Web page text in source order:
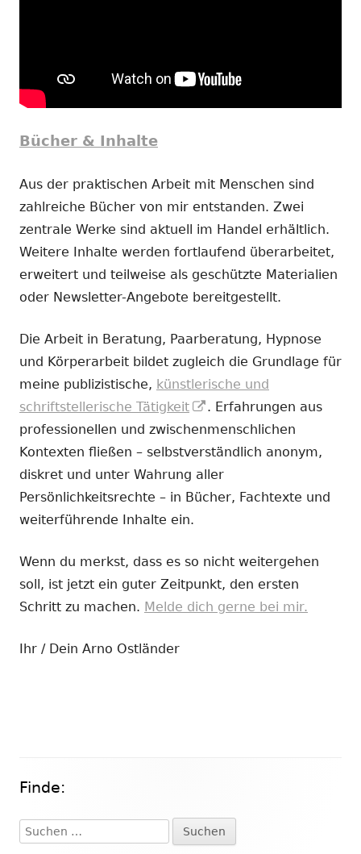
Bücher & Inhalte
Aus der praktischen Arbeit mit Menschen sind
zahlreiche Bücher von mir entstanden. Zwei
zentrale Werke sind aktuell im Handel erhältlich.
Weitere Inhalte werden fortlaufend überarbeitet,
erweitert und teilweise als geschützte Materialien
oder Newsletter-Angebote bereitgestellt.
Die Arbeit in Beratung, Paarberatung, Hypnose
und Körperarbeit bildet zugleich die Grundlage für
meine publizistische, künstlerische und
schriftstellerische Tätigkeit
In
neuem
Fenster
öffnen
. Erfahrungen aus
professionellen und zwischenmenschlichen
Kontexten fließen – selbstverständlich anonym,
diskret und unter Wahrung aller
Persönlichkeitsrechte – in Bücher, Fachtexte und
weiterführende Inhalte ein.
Wenn du merkst, dass es so nicht weitergehen
soll, ist jetzt ein guter Zeitpunkt, den ersten
Schritt zu machen. Melde dich gerne bei mir.
Ihr / Dein Arno Ostländer
Haupt-
Seitenleiste
Finde:
Suchen
nach: